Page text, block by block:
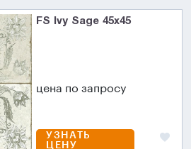
FS Ivy Sage 45x45
цена по запросу
УЗНАТЬ
ЦЕНУ